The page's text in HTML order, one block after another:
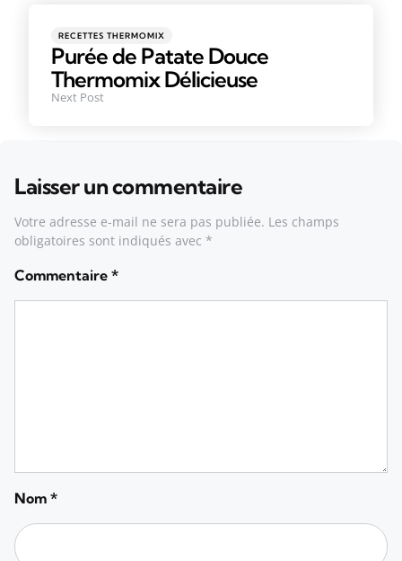
RECETTES THERMOMIX
Purée de Patate Douce
Thermomix Délicieuse
Next Post
Laisser un commentaire
Votre adresse e-mail ne sera pas publiée. Les champs
obligatoires sont indiqués avec *
Commentaire *
Nom *